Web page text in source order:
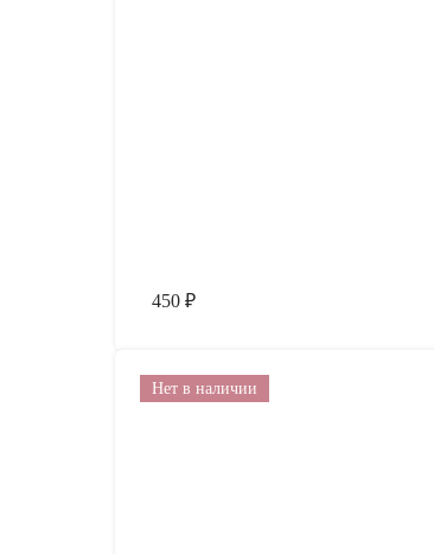
450 ₽
Нет в наличии